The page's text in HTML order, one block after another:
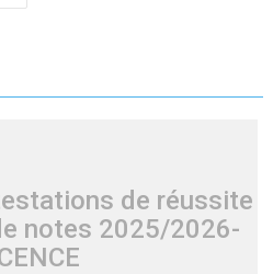
de réussite
notes 2025/2026-